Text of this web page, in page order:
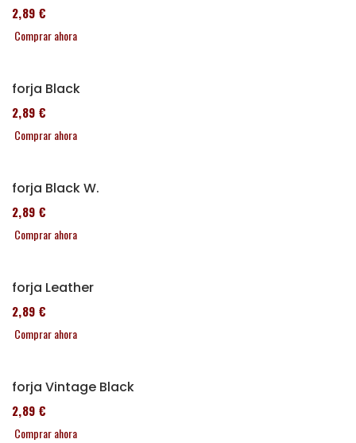
152,89 €
Comprar ahora
Alforja Black
152,89 €
Comprar ahora
Alforja Black W.
152,89 €
Comprar ahora
Alforja Leather
152,89 €
Comprar ahora
Alforja Vintage Black
152,89 €
Comprar ahora